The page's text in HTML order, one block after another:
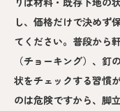
し、価格だけで決めず
てください。普段から
（チョーキング）、
状をチェックする習慣
のは危険ですから、脚